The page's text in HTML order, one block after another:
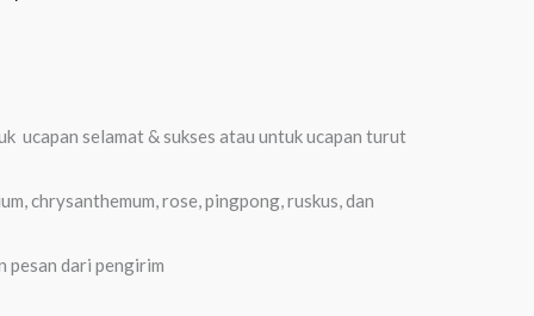
ucapan selamat & sukses atau untuk ucapan turut
chrysanthemum, rose, pingpong, ruskus, dan
pesan dari pengirim